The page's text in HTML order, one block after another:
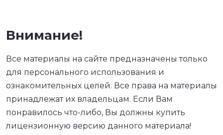
Внимание!
Все материалы на сайте предназначены только
для персонального использования и
ознакомительных целей. Все права на материалы
принадлежат их владельцам. Если Вам
понравилось что-либо, Вы должны купить
лицензионную версию данного материала!